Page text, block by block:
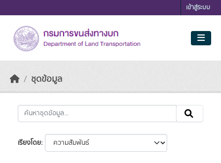
เข้าสู่ระบบ
ชุดข้อมูล
เรียงโดย